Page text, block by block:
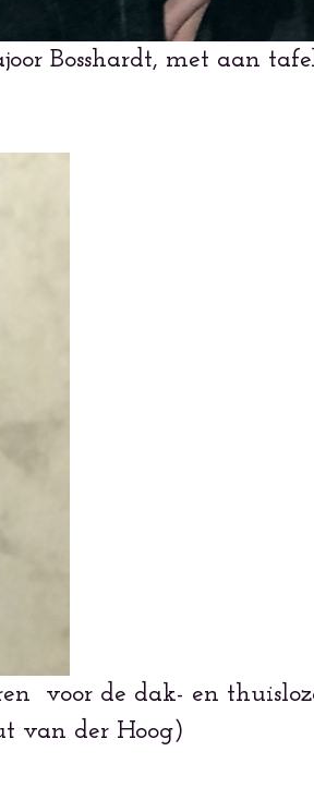
Bosshardt, met aan
voor de dak- en
van der Hoog)